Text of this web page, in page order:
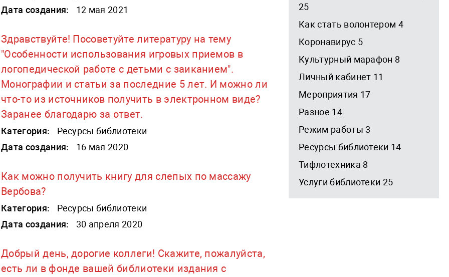
Дата создания:
12 мая 2021
Здравствуйте! Посоветуйте литературу на тему
"Особенности использования игровых приемов в
логопедической работе с детьми с заиканием".
Монографии и статьи за последние 5 лет. И можно ли
что-то из источников получить в электронном виде?
Заранее благодарю за ответ.
Категория:
Ресурсы библиотеки
Дата создания:
16 мая 2020
Как можно получить книгу для слепых по массажу
Вербова?
Категория:
Ресурсы библиотеки
Дата создания:
30 апреля 2020
Добрый день, дорогие коллеги! Скажите, пожалуйста,
есть ли в фонде вашей библиотеки издания с
25
Как стать волонтером 4
Коронавирус 5
Культурный марафон 8
Личный кабинет 11
Мероприятия 17
Разное 14
Режим работы 3
Ресурсы библиотеки 14
Тифлотехника 8
Услуги библиотеки 25